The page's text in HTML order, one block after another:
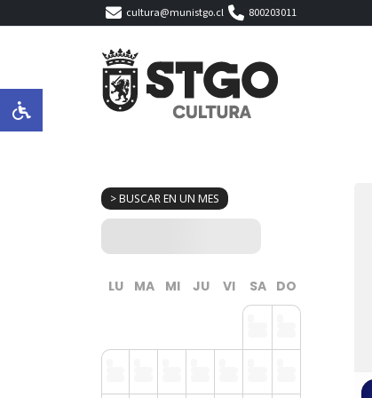
cultura@munistgo.cl 800203011
> BUSCAR EN UN MES
LU MA MI JU VI SA DO